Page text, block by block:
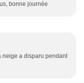
bonne journée
neige a disparu pendant